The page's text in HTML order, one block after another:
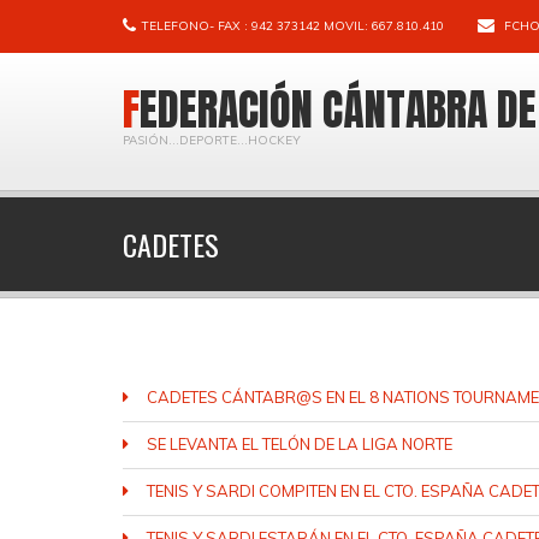
TELEFONO- FAX : 942 373142 MOVIL: 667.810.410
FEDERACIÓN CÁNTABRA
PASIÓN...DEPORTE...HOCKEY
CADETES
CADETES CÁNTABR@S EN EL 8 NATIONS
SE LEVANTA EL TELÓN DE LA LIGA NORTE
TENIS Y SARDI COMPITEN EN EL CTO. ESPAÑA